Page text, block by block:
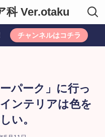
科 Ver.otaku
チャンネルはコチラ
パーク」に行っ
ンテリアは色を
い。